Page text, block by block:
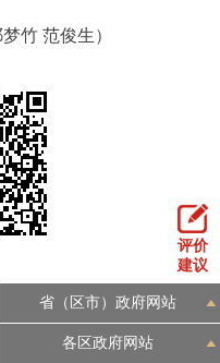
竹 范俊生）
评价
建议
省（区市）政府网站
各区政府网站